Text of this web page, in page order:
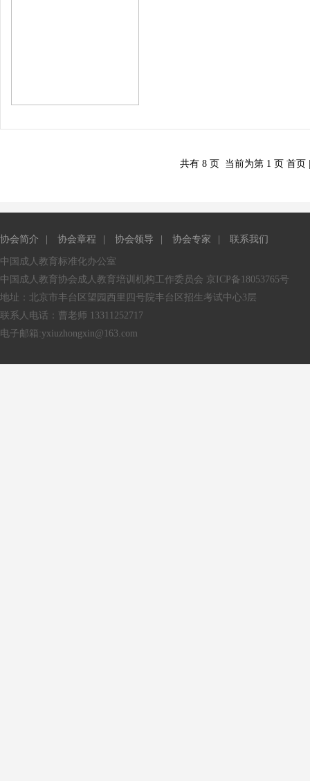
共有 8 页 当前为第 1 页 首页
协会简介 协会章程 协会领导 协会专家 联系我们
中国成人教育标准化办公室
中国成人教育协会成人教育培训机构工作委员会 京ICP备18053765号
地址：北京市丰台区望园西里四号院丰台区招生考试中心3层
联系人电话：曹老师 13311252717
电子邮箱:yxiuzhongxin@163.com